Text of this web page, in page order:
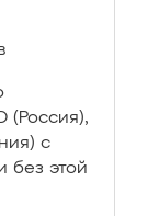
(Россия),
с
без этой